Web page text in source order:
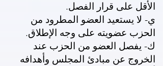
الأقل على قرار الفصل.
ي- لا يستعيد العضو المطرود من
الحزب عضويته على وجه الإطلاق.
ك- يفصل العضو من الحزب عند
الخروج عن مبادئ المجلس وأهدافه